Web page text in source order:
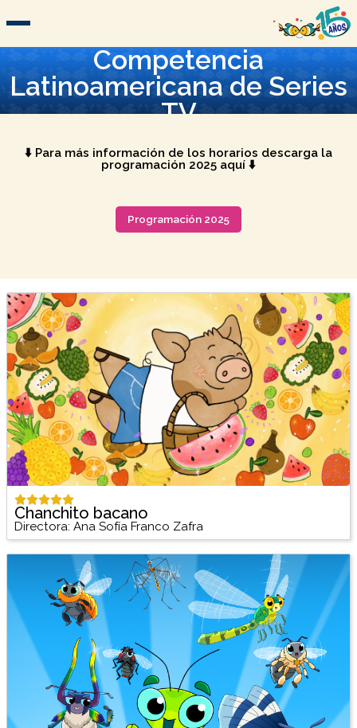
Competencia
Latinoamericana de Series
TV
⬇️ Para más información de los horarios descarga la
programación 2025 aquí ⬇️
Programación 2025
Chanchito bacano
Directora: Ana Sofía Franco Zafra